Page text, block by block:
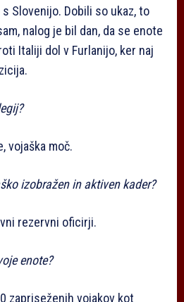
Slovenijo. Dobili so ukaz, to
nalog je bil dan, da se enote
Italiji dol v Furlanijo, ker naj
vojaška moč.
izobražen in aktiven kader?
rezervni oficirji.
enote?
zapriseženih vojakov kot